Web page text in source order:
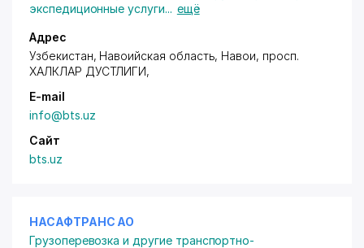
экспедиционные услуги... ещё
Адрес
Узбекистан, Навоийская область, Навои, просп.
ХАЛКЛАР ДУСТЛИГИ,
E-mail
info@bts.uz
Сайт
bts.uz
НАСАФТРАНС АО
Грузоперевозка и другие транспортно-